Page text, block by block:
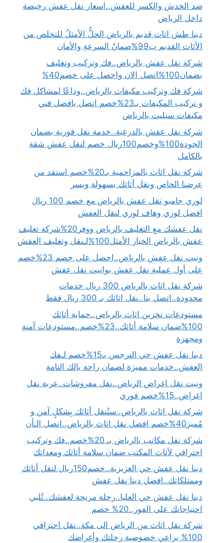
ضد الخدش والكسر للعفش..اسعار نقل عفش رخيصة
داخل الرياض
دينا طش اثاث قديم بالرياض الحلُّ الأمثلُ للتخلص من
الأثاث القديم ب99%ضمانُ السرعةِ والأمان
شركة نقل عفش بالرياض..فك وتركيب وتغليف
بضمان100%اتصل الان واحصل على خصم40%
شركة فك وتركيب مكيفات بالرياض..وداعًا لمشاكل فك
و تركيب المكيفات بـ23%خصم اتصل بافضل فني
مكيفات سبليت بالرياض
شركة نقل عفش بالدرعية..خدمة نقل فورية بضمان
الجودة100%وخصم100ريال خصم لنقل عفش شقة
بالكامل
شركة نقل اثاث بالمزاحمية بـ20%خصم استفد من
عرضنا الخاص ونقل أثاثك بسهولة ويسر
لوري جامبو نقل عفش بالرياض مع خصم 100 ريال
افضل لوري وهاف لوري لنقل العفش
نقل عفشك مع التغليف بالرياض ووفر20%شركة تغليف
عفش بالرياض الخيار الأمثل100%لـنقل وتغليف العفش
ونيت نقل عفش بالرياض..احصل على خصم 23%خصم
على أول عملية نقل عفش بوانيت نقل عفش
شركة نقل اثاث بالرياض 300 ريال خدمات
محدودة..اتصل بنا..نقل اثاثك بـ 300 ريال فقط
مستودعات تخزين اثاث بالرياض..حماية أثاثك
100%ضمان سلامة أثاثك..23%خصم..مستودعات آمنة
ومجهزة
دينا نقل عفش حي النرجس بـ15%خصم لـفك
العفش..خدمات مميزة لضمان راحة بالك التامة
ونيت نقل اغراض الرياض..نقل مفروشات..عربة نقل
اغراض..15%خصم فوري
شركة نقل اثاث بالرياض..ستُنقل أثاثك بِشكلٍ آمن و
مُميز40%خصم افضل نقل اثاث بالرياض..اتصل الـأن
شركة نقل مكاتب بالرياض بـ 20%خصم..فك وتركيب
احترافي لأثاث المكتب ضمان سلامة أثاثك ومعداتك
دينا نقل عفش حي العزيزية..خصم150ريال لنقل أثاثك
وممتلكاتك..افضل دينا نقل عفش
دينا نقل عفش حي العليا..رحلة مريحة لعفشك..تُلبي
احتياجاتك على الفور..20% خصم
شركة نقل اثاث من الرياض الى مكة..نقل احترافي
100% يراعي خصوصية رحلتك وأغراضك